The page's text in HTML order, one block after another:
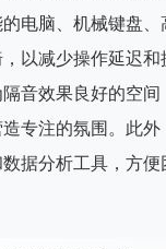
电脑、机械键盘、
以减少操作延迟和
音效果良好的空间
专注的氛围。此外
据分析工具，方